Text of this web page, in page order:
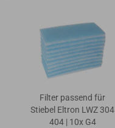
Filter passend für
Stiebel Eltron LWZ 304
404 | 10x G4